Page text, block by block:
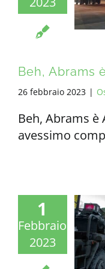
TUTTI I REQUISITI
Beh, Abrams
26 febbraio 2023 |
Beh, Abrams è
avessimo
1
Febbraio
2023